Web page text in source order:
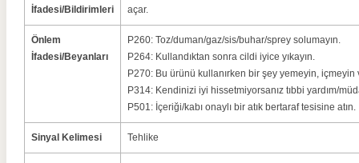
İfadesi/Bildirimleri
açar.
Önlem
İfadesi/Beyanları
P260: Toz/duman/gaz/sis/buhar/sprey solumayın.
P264: Kullandıktan sonra cildi iyice yıkayın.
P270: Bu ürünü kullanırken bir şey yemeyin,
P314: Kendinizi iyi hissetmiyorsanız tıbbi yardım/
P501: İçeriği/kabı onaylı bir atık bertaraf tesisine atın.
Sinyal Kelimesi Tehlike